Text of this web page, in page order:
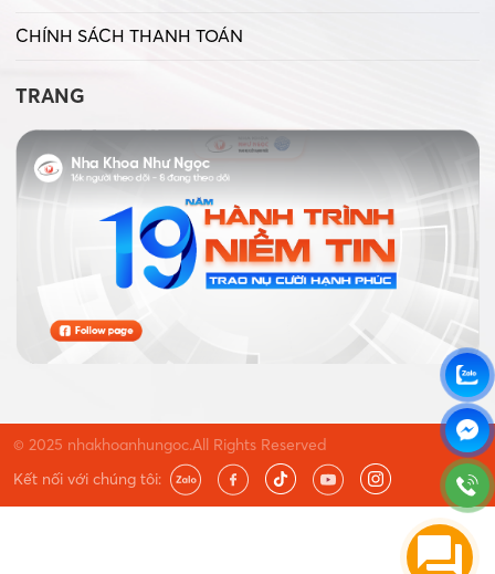
CHÍNH SÁCH THANH TOÁN
TRANG
© 2025 nhakhoanhungoc.All Rights Reserved
Kết nối với chúng tôi: